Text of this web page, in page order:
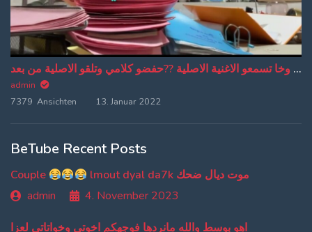
من دبا غادي تبقاو تسمعو ترجمة ديالي وخا تسمعو الاغنية الاصلية ??حفضو كلامي وتلقو الاصلية من بعد
admin
7379 Ansichten
13. Januar 2022
BeTube Recent Posts
Couple
lmout dyal da7k موت ديال ضحك
admin
4. November 2023
اهو بوسط والله مانردها فوجهكم اخوتي وخواتاتي لعزا